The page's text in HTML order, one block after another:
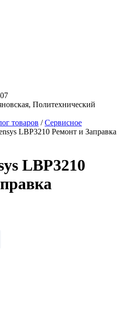
Политехнический
товаров /Сервисное
LBP3210 Ремонт и Заправка
LBP3210